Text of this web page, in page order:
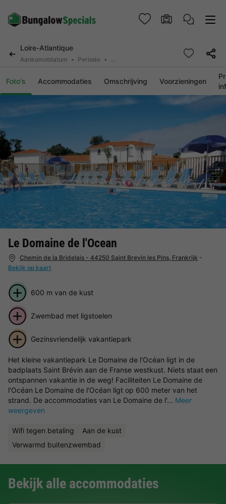
Loire-Atlantique
Aankomstdatum Periode 2 personen, 0 huisdier
Foto's Accommodaties Omschrijving Voorzieningen
Le Domaine de l'Ocean
Chemin de la Bridelais - 44250 Saint Brevin les Pins, Frankrijk -
Bekijk op kaart
600 m van de kust
Zwembad met ligstoelen
Gezinsvriendelijk vakantiepark
Het kleine vakantiepark Le Domaine de l'Océan ligt in de
badplaats Saint Brévin aan de Franse westkust. Niets staat een
ontspannen vakantie in de weg! Faciliteiten Le Domaine de
l'Océan Le Domaine de l'Océan ligt op 600 meter van het
strand. De accommodaties van Le Domaine de l'... Meer
weergeven
Wifi tegen betaling
Aan de kust
Verwarmd buitenzwembad
Bekijk alle accommodaties